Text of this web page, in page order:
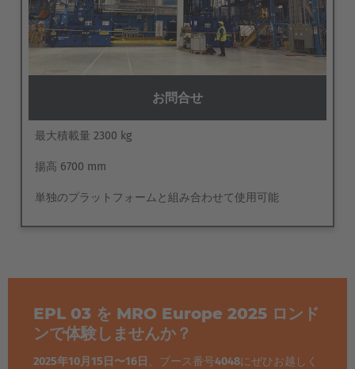
お問合せ
最大積載量 2300 kg
揚高 6700 mm
単独のプラットフォームと組み合わせて使用可能
EPL 03 を MRO Europe 2025 ロンド
ンで体験しませんか？
2025年10月15日〜16日 、ブース番号4048にぜひお越しく